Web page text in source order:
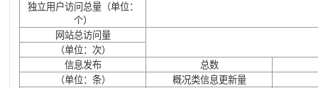
独立用户访问总量（单位：
个）
网站总访问量
（单位：次）
信息发布
总数
（单位：条）
概况类信息更新量